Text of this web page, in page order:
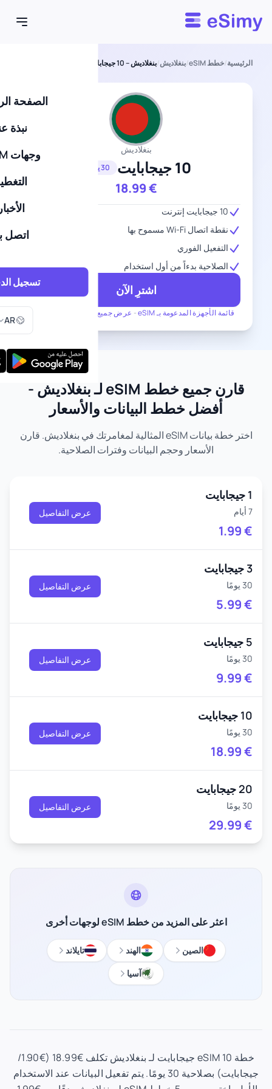
Esimy
الصفحة
نبذة
وجهات eSIM
اتصل
تسجيل
AR
اختر
الرئيسية/خطط eSIM /بنغلاديش/بنغلاديش – 10 جيجابايت – 30 يومًا
بنغلاديش
10 جيجابايت 30 يومًا
18.99€
قائمة الأجهزة المدعومة بـ eSIM - عرض جميع الخطط لـ بنغلاديش
10 جيجابايت إنترنت
نقطة اتصال Wi-Fi مسموح بها
التفعيل الفوري
الصلاحية بدءاً من أول استخدام
اشترِ الآن
قارن جميع خطط eSIM لـ بنغلاديش -
أفضل خطط البيانات والأسعار
اختر خطة بيانات eSIM المثالية لمغامرتك في بنغلاديش. قارن
الأسعار وحجم البيانات وفترات الصلاحية.
1 جيجابايت
7 أيام
1.99€
عرض التفاصيل
3 جيجابايت
30 يومًا
5.99€
عرض التفاصيل
5 جيجابايت
30 يومًا
9.99€
عرض التفاصيل
10 جيجابايت
30 يومًا
18.99€
عرض التفاصيل
20 جيجابايت
30 يومًا
29.99€
عرض التفاصيل
اعثر على المزيد من خطط eSIM لوجهات أخرى
الصين الهند
تايلاند
آسيا
خطة eSIM 10 جيجابايت لـ بنغلاديش تكلف €18.99 (€1.90/
جيجابايت) بصلاحية 30 يومًا. يتم تفعيل البيانات عند الاستخدام